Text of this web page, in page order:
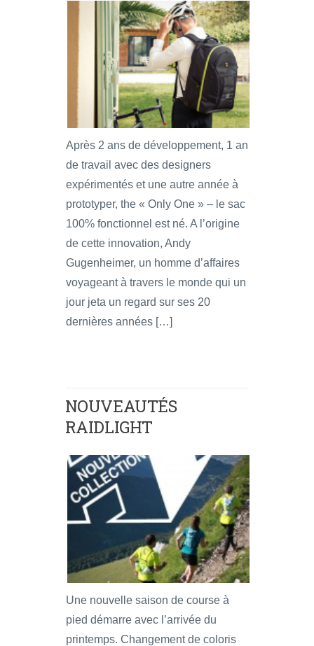
Après 2 ans de développement, 1 an
de travail avec des designers
expérimentés et une autre année à
prototyper, the « Only One » – le sac
100% fonctionnel est né. A l’origine
de cette innovation, Andy
Gugenheimer, un homme d’affaires
voyageant à travers le monde qui un
jour jeta un regard sur ses 20
dernières années […]
NOUVEAUTÉS
RAIDLIGHT
Une nouvelle saison de course à
pied démarre avec l’arrivée du
printemps. Changement de coloris